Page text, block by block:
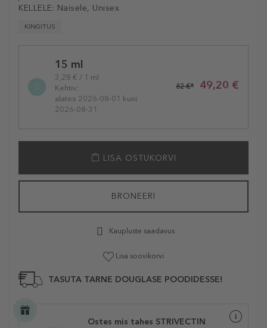
KELLELE: Naisele, Unisex
KINGITUS
variation15 ml
3,28 € / 1 ml
Kehtiv:
alates 2026-08-01 kuni
2026-08-31
49,20 €
82 €*
LISA OSTUKORVI
BRONEERI
Kaupluste saadavus
Lisa soovikorvi
TASUTA TARNE DOUGLASE POODIDESSE!
Ostes mis tahes STRIVECTIN